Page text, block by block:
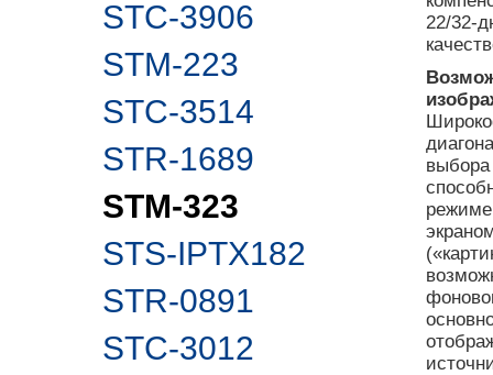
STC-3906
STM-223
STC-3514
STR-1689
STM-323
STS-IPTX182
STR-0891
STC-3012
22/32-